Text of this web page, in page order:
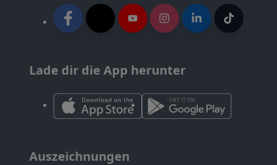
Lade dir die App herunter
Auszeichnungen